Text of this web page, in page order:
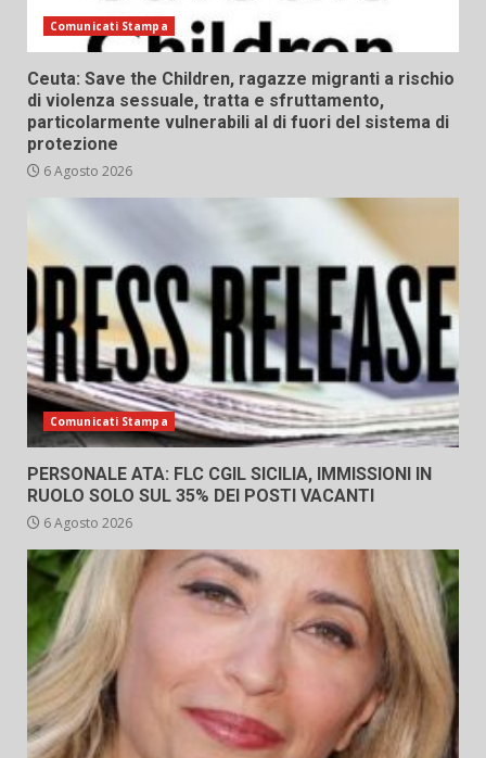
Comunicati Stampa
Ceuta: Save the Children, ragazze migranti a rischio
di violenza sessuale, tratta e sfruttamento,
particolarmente vulnerabili al di fuori del sistema di
protezione
6 Agosto 2026
Comunicati Stampa
PERSONALE ATA: FLC CGIL SICILIA, IMMISSIONI IN
RUOLO SOLO SUL 35% DEI POSTI VACANTI
6 Agosto 2026